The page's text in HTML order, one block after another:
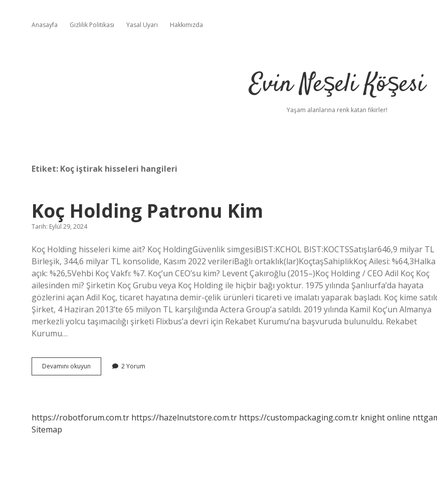
Anasayfa Gizlilik Politikası Yasal Uyarı Hakkımızda
Evin Neşeli Köşesi
Yaşam alanlarına renk katan fikirler!
Etiket: Koç iştirak hisseleri hangileri
Koç Holding Patronu Kim
Tarih: Eylül 29, 2024
Koç Holding hisseleri kime ait? Koç HoldingGüvenlik simgesiBIST:KCHOL BIST:KOCTSSatışlar646,9 milyar TL
Birleşik, 344,6 milyar TL konsolide, Kasım 2022 verileriBağlı ortaklık(lar)KoçtaşSahiplikKoç Ailesi: %64,3Halka
açık: %26,5Vehbi Koç Vakfı: %7. Koç’un CEO’su kim? Levent Çakıroğlu (2015–)Koç Holding / CEO Adil Koç Koç
ailesinden mi? Şirketin Koç Grubu veya Koç Holding ile hiçbir bağı yoktur. 1975 yılında Şanlıurfa’da hayata
gözlerini açan Adil Koç, ticaret hayatına demir-çelik ürünleri ticareti ve imalatı yaparak başladı. Koç kime
Şirket, 4 Haziran 2013’te 65 milyon TL karşılığında Actera Group’a satıldı. 2019 yılında Kamil Koç’un Almanya
merkezli yolcu taşımacılığı şirketi Flixbus’a devri için Rekabet Kurumu’na başvuruda bulunuldu. Rekabet
Kurumu…
Devamını okuyun
Holding
2 Yorum
https://robotforum.com.tr https://hazelnutstore.com.tr https://custompackaging.com.tr knight online
Sitemap